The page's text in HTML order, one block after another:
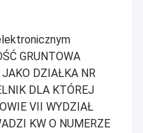
GRUNTOWA
DZIAŁKA NR
DLA KTÓREJ
VII WYDZIAŁ
KW O NUMERZE